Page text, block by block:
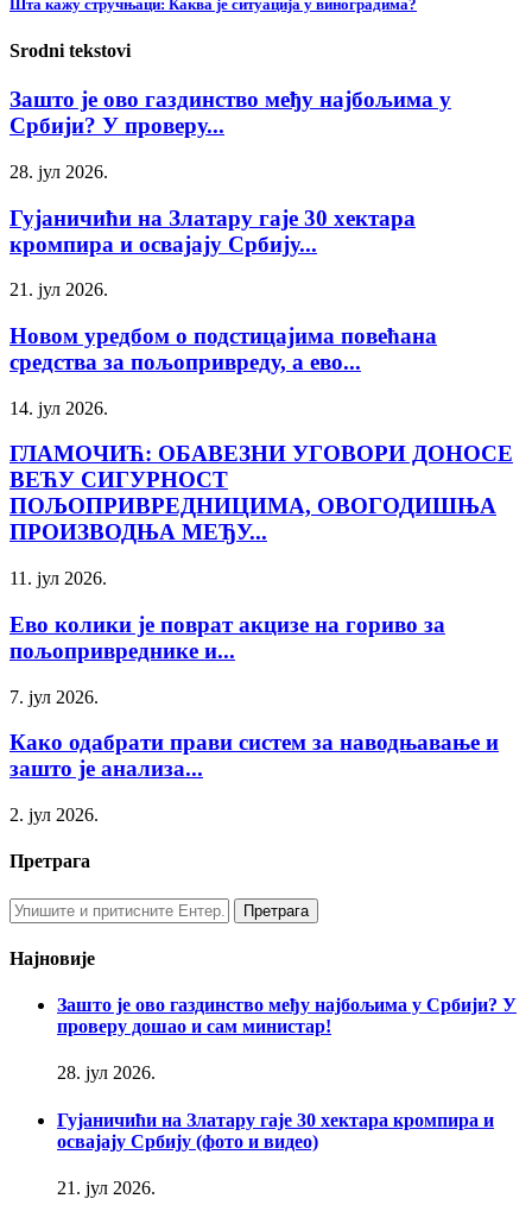
Шта кажу стручњаци: Каква је ситуација у виноградима?
Srodni tekstovi
Зашто је ово газдинство међу најбољима у
Србији? У проверу...
28. јул 2026.
Гујаничићи на Златару гаје 30 хектара
кромпира и освајају Србију...
21. јул 2026.
Новом уредбом о подстицајима повећана
средства за пољопривреду, а ево...
14. јул 2026.
ГЛАМОЧИЋ: ОБАВЕЗНИ УГОВОРИ ДОНОСЕ
ВЕЋУ СИГУРНОСТ
ПОЉОПРИВРЕДНИЦИМА, ОВОГОДИШЊА
ПРОИЗВОДЊА МЕЂУ...
11. јул 2026.
Ево колики је поврат акцизе на гориво за
пољопривреднике и...
7. јул 2026.
Како одабрати прави систем за наводњавање и
зашто је анализа...
2. јул 2026.
Претрага
Најновије
Зашто је ово газдинство међу најбољима у Србији? У
проверу дошао и сам министар!
28. јул 2026.
Гујаничићи на Златару гаје 30 хектара кромпира и
освајају Србију (фото и видео)
21. јул 2026.